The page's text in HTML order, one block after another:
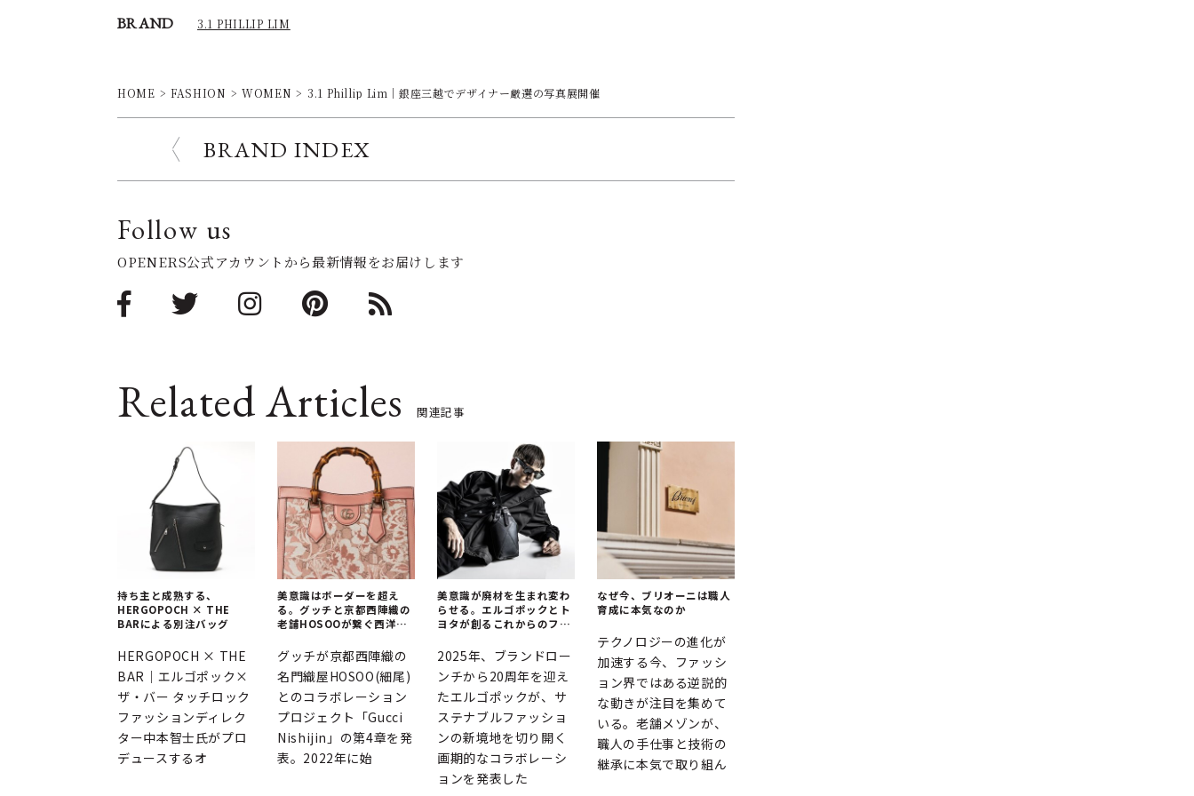
BRAND 3.1 PHILLIP LIM
HOME FASHION WOMEN 3.1 Phillip Lim｜銀座三越でデザイナー厳選の写真展開催
BRAND INDEX
Follow us
OPENERS公式アカウントから最新情報をお届けします
Related Articles 関連記事
持ち主と成熟する、
HERGOPOCH × THE
BARによる別注バッグ
HERGOPOCH × THE
BAR｜エルゴポック×
ザ・バー タッチロック
ファッションディレク
ター中本智士氏がプロ
デュースするオ
美意識はボーダーを超え
る。グッチと京都西陣織の
老舗HOSOOが繋ぐ西洋と
グッチが京都西陣織の
名門織屋HOSOO(細尾)
とのコラボレーション
プロジェクト「Gucci
Nishijin」の第4章を発
表。2022年に始
美意識が廃材を生まれ変わ
らせる。エルゴポックとト
ヨタが創るこれからのファ
2025年、ブランドロー
ンチから20周年を迎え
たエルゴポックが、サ
ステナブルファッショ
ンの新境地を切り開く
画期的なコラボレーシ
ョンを発表した
なぜ今、ブリオーニは職人
育成に本気なのか
テクノロジーの進化が
加速する今、ファッシ
ョン界ではある逆説的
な動きが注目を集めて
いる。老舗メゾンが、
職人の手仕事と技術の
継承に本気で取り組ん